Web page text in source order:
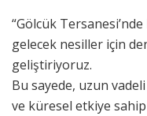
“Gölcük Tersanesi’nde
gelecek nesiller için
geliştiriyoruz.
Bu sayede, uzun vadeli
ve küresel etkiye